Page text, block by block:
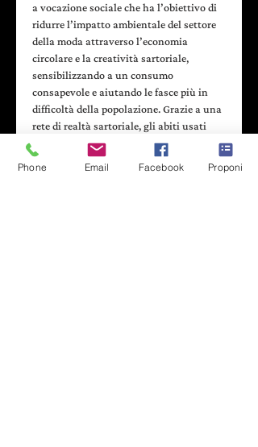
a vocazione sociale che ha l’obiettivo di
ridurre l’impatto ambientale del settore
della moda attraverso l’economia
circolare e la creatività sartoriale,
sensibilizzando a un consumo
consapevole e aiutando le fasce più in
difficoltà della popolazione. Grazie a una
rete di realtà sartoriale, gli abiti usati
vengono trasformati e prendono nuova
vita!
Phone Email Facebook Proponi